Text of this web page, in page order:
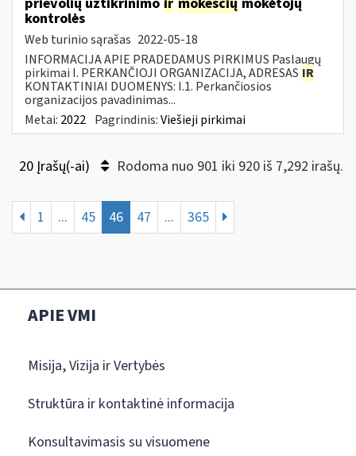
kontrolės
Web turinio sąrašas 2022-05-18
INFORMACIJA APIE PRADEDAMUS PIRKIMUS Paslaugų
pirkimai I. PERKANČIOJI ORGANIZACIJA, ADRESAS IR
KONTAKTINIAI DUOMENYS: I.1. Perkančiosios
organizacijos pavadinimas...
Metai: 2022 Pagrindinis:Viešieji pirkimai
20 Įrašų(-ai) Rodoma nuo 901 iki 920 iš 7,292 irašų.
1 ... 45 46 47 ... 365
APIE VMI
Misija, Vizija ir Vertybės
Struktūra ir kontaktinė informacija
Konsultavimasis su visuomene